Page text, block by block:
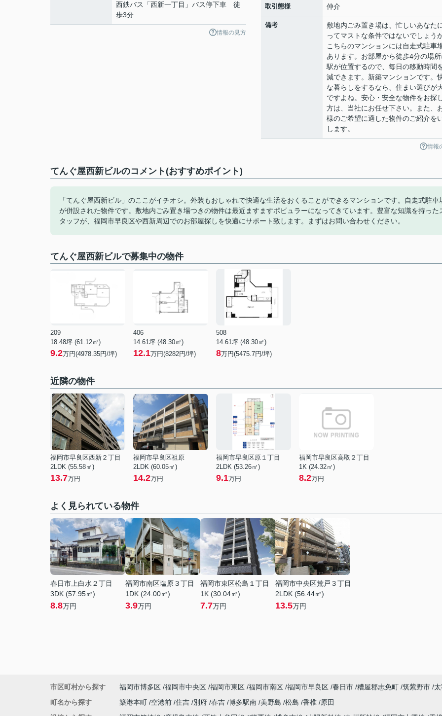
西鉄バス「西新一丁目」バス停下車 徒
歩3分
情報の見方
取引態様 仲介
備考
敷地内ごみ置き場は、忙しいあなた
ってマストな条件ではないでしょうか
こちらのマンションには自走式駐車
あります。お部屋から徒歩4分の場所
駅が位置するので、毎日の移動時間
減できます。新築マンションです。
な暮らしをするなら、住まい選びが
ですよね。安心・安全な物件をお探
方は、当社にお任せ下さい。また、
様のご希望に適した物件のご紹介を
します。
情報
てんぐ屋西新ビルのコメント(おすすめポイント)
「てんぐ屋西新ビル」のここがイチオシ。外装もおしゃれで快適な生活をおくることができるマンションです。自走式駐車
が併設された物件です。敷地内ごみ置き場つきの物件は最近ますますポピュラーになってきています。豊富な知識を持った
タッフが、福岡市早良区や西新周辺でのお部屋探しを快適にサポート致します。まずはお問い合わせください。
てんぐ屋西新ビルで募集中の物件
209
18.48坪 (61.12㎡)
9.2万円(4978.35円/坪)
406
14.61坪 (48.30㎡)
12.1万円(8282円/坪)
508
14.61坪 (48.30㎡)
8万円(5475.7円/坪)
近隣の物件
福岡市早良区西新２丁目
2LDK (55.58㎡)
13.7万円
福岡市早良区祖原
2LDK (60.05㎡)
14.2万円
福岡市早良区原１丁目
2LDK (53.26㎡)
9.1万円
福岡市早良区高取２丁目
1K (24.32㎡)
8.2万円
よく見られている物件
春日市上白水２丁目
3DK (57.95㎡)
8.8万円
福岡市南区塩原３丁目
1DK (24.00㎡)
3.9万円
福岡市東区松島１丁目
1K (30.04㎡)
7.7万円
福岡市中央区荒戸３丁目
2LDK (56.44㎡)
13.5万円
市区町村から探す 福岡市博多区 福岡市中央区 福岡市東区 福岡市南区 福岡市早良区 春日市 糟屋郡志免町 筑紫野市
町名から探す
築港本町 空港前 住吉 別府 春吉 博多駅南 美野島 松島 香椎
原田